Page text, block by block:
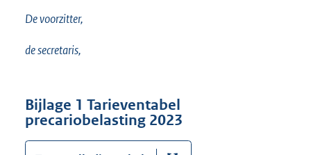
De voorzitter,
de secretaris,
Bijlage 1 Tarieventabel
precariobelasting 2023